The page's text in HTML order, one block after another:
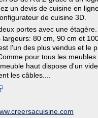
un devis de cuisine en
de cuisine 3D.
portes avec une
largeurs: 80 cm, 90 cm et
l'un des plus vendus et le
pour tous les
haut dispose d'un
les câbles....